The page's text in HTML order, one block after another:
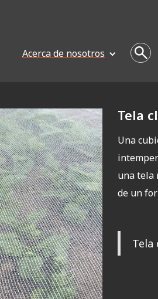
Acerca de nosotros
Tela
Una
una tela
de un